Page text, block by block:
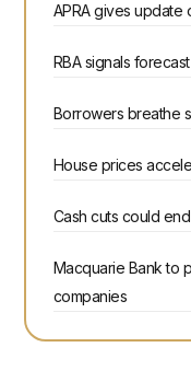
APRA gives update
RBA signals
Borrowers breathe
House prices
Cash cuts could
Macquarie Bank to
companies